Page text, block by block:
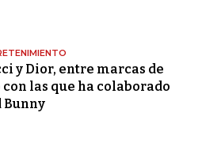
y Dior, entre marcas de
con las que ha colaborado
Bunny